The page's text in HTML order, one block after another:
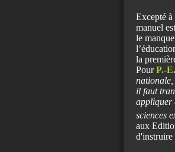
Excepté à
manuel
le
la
PourP.-
nationale,
il faut
appliquer
sciences
aux
d'instruire